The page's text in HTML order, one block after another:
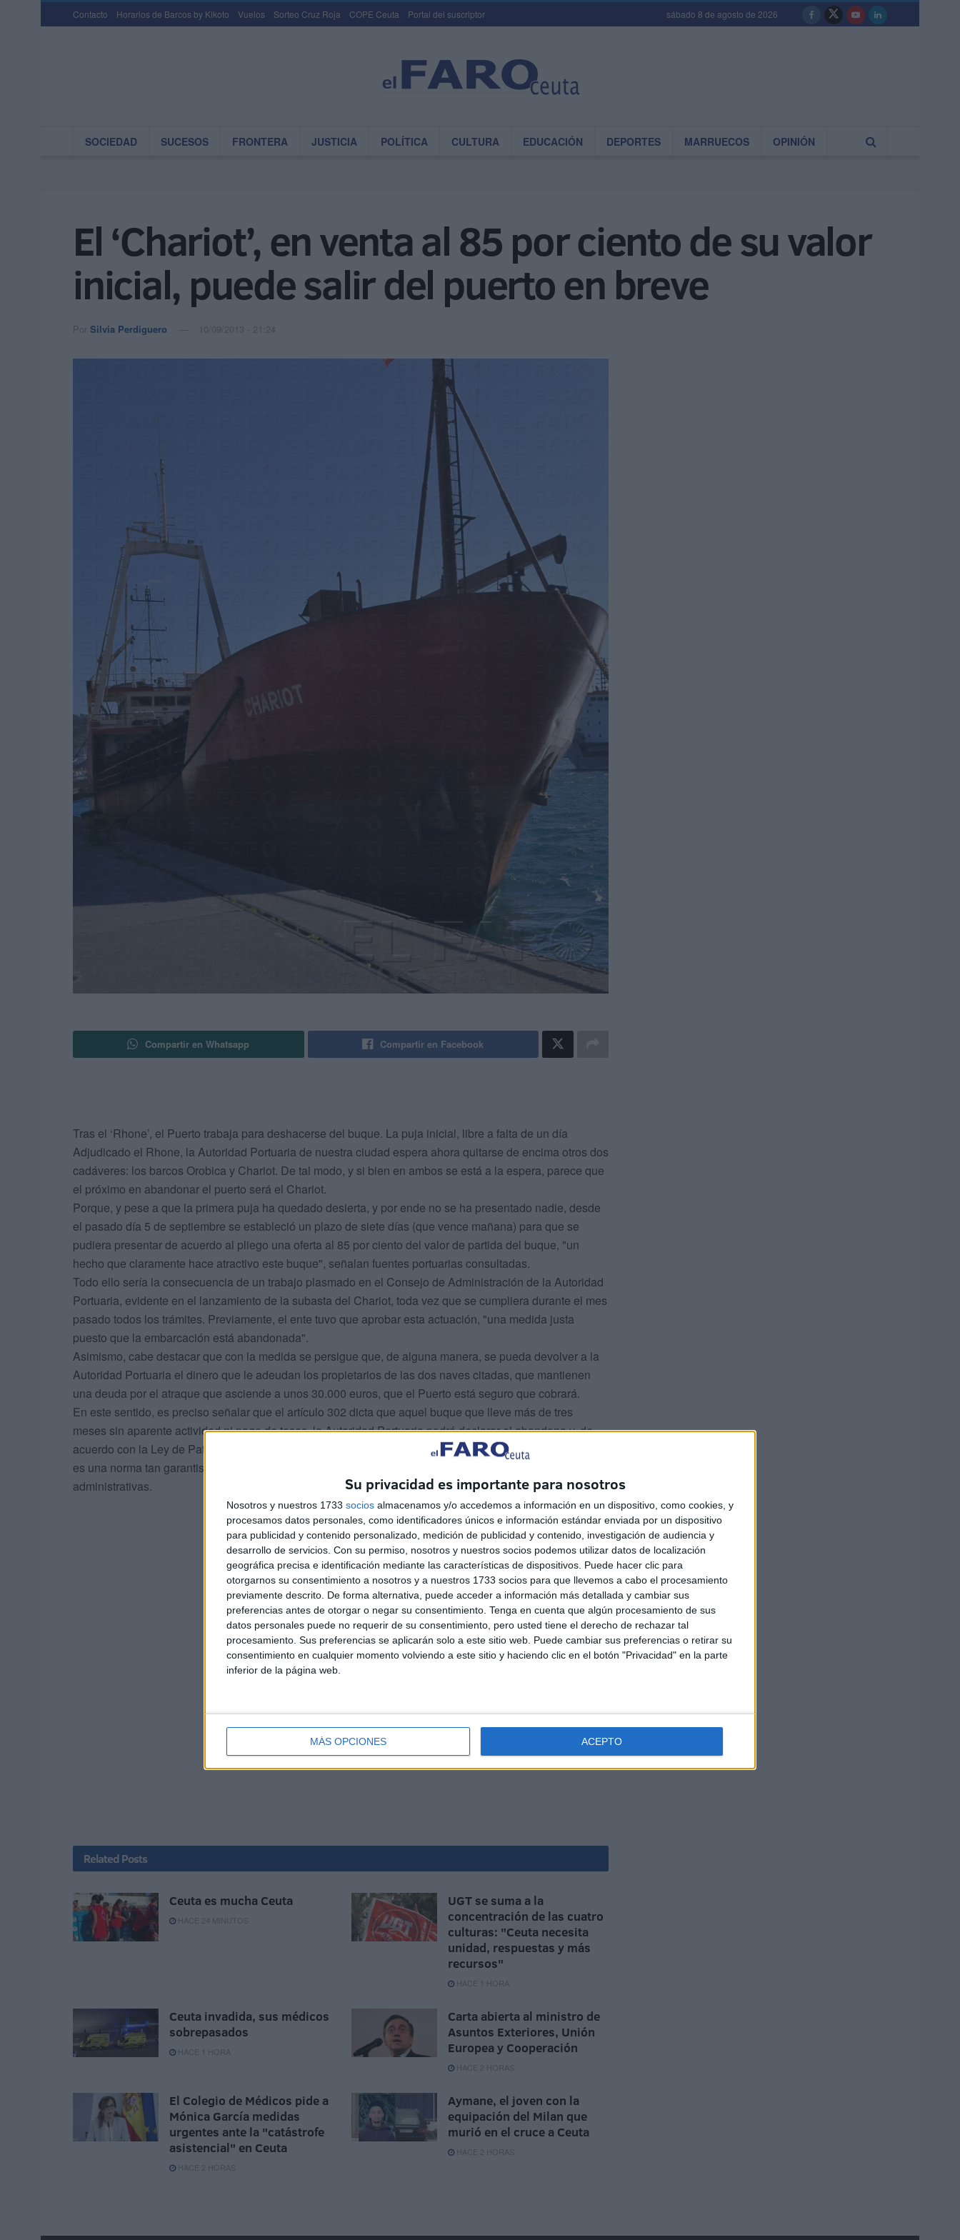
Su privacidad es importante para nosotros
Nosotros y nuestros 1733 socios almacenamos y/o accedemos a información en un dispositivo, como cookies, y
procesamos datos personales, como identificadores únicos e información estándar enviada por un dispositivo
para publicidad y contenido personalizado, medición de publicidad y contenido, investigación de audiencia y
desarrollo de servicios. Con su permiso, nosotros y nuestros socios podemos utilizar datos de localización
geográfica precisa e identificación mediante las características de dispositivos. Puede hacer clic para
otorgarnos su consentimiento a nosotros y a nuestros 1733 socios para que llevemos a cabo el procesamiento
previamente descrito. De forma alternativa, puede acceder a información más detallada y cambiar sus
preferencias antes de otorgar o negar su consentimiento. Tenga en cuenta que algún procesamiento de sus
datos personales puede no requerir de su consentimiento, pero usted tiene el derecho de rechazar tal
procesamiento. Sus preferencias se aplicarán solo a este sitio web. Puede cambiar sus preferencias o retirar su
consentimiento en cualquier momento volviendo a este sitio y haciendo clic en el botón "Privacidad" en la parte
inferior de la página web.
MÁS OPCIONES ACEPTO
Contacto Horarios de Barcos by Kikoto Vuelos Sorteo Cruz Roja COPE Ceuta Portal del suscriptor sábado 8 de agosto de 2026
SOCIEDAD SUCESOS FRONTERA JUSTICIA POLÍTICA CULTURA EDUCACIÓN DEPORTES MARRUECOS OPINIÓN
El ‘Chariot’, en venta al 85 por ciento de su valor
inicial, puede salir del puerto en breve
Por Silvia Perdiguero 10/09/2013 - 21:24
Compartir en Whatsapp Compartir en Facebook
Tras el ‘Rhone’, el Puerto trabaja para deshacerse del buque. La puja inicial, libre a falta de un día
Adjudicado el Rhone, la Autoridad Portuaria de nuestra ciudad espera ahora quitarse de encima otros dos
cadáveres: los barcos Orobica y Chariot. De tal modo, y si bien en ambos se está a la espera, parece que
el próximo en abandonar el puerto será el Chariot.
Porque, y pese a que la primera puja ha quedado desierta, y por ende no se ha presentado nadie, desde
el pasado día 5 de septiembre se estableció un plazo de siete días (que vence mañana) para que se
pudiera presentar de acuerdo al pliego una oferta al 85 por ciento del valor de partida del buque, "un
hecho que claramente hace atractivo este buque", señalan fuentes portuarias consultadas.
Todo ello sería la consecuencia de un trabajo plasmado en el Consejo de Administración de la Autoridad
Portuaria, evidente en el lanzamiento de la subasta del Chariot, toda vez que se cumpliera durante el mes
pasado todos los trámites. Previamente, el ente tuvo que aprobar esta actuación, "una medida justa
puesto que la embarcación está abandonada".
Asimismo, cabe destacar que con la medida se persigue que, de alguna manera, se pueda devolver a la
Autoridad Portuaria el dinero que le adeudan los propietarios de las dos naves citadas, que mantienen
una deuda por el atraque que asciende a unos 30.000 euros, que el Puerto está seguro que cobrará.
En este sentido, es preciso señalar que el artículo 302 dicta que aquel buque que lleve más de tres
meses sin aparente actividad ni pago de tasas, la Autoridad Portuaria podrá declarar el abandono y, de
acuerdo con la Ley de Patrimonio, proceder a su pública subasta. La Ley de Procedimiento Administrativo
es una norma tan garantista que exige, antes de tomar esta decisión, se agoten todas las vías
administrativas.
Related Posts
Ceuta es mucha Ceuta
HACE 24 MINUTOS
UGT se suma a la
concentración de las cuatro
culturas: "Ceuta necesita
unidad, respuestas y más
recursos"
HACE 1 HORA
Ceuta invadida, sus médicos
sobrepasados
HACE 1 HORA
Carta abierta al ministro de
Asuntos Exteriores, Unión
Europea y Cooperación
HACE 2 HORAS
El Colegio de Médicos pide a
Mónica García medidas
urgentes ante la "catástrofe
asistencial" en Ceuta
HACE 2 HORAS
Aymane, el joven con la
equipación del Milan que
murió en el cruce a Ceuta
HACE 2 HORAS